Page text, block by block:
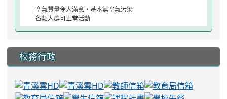
空氣質量令人滿意，基本無空氣污染
各類人群可正常活動
校務行政